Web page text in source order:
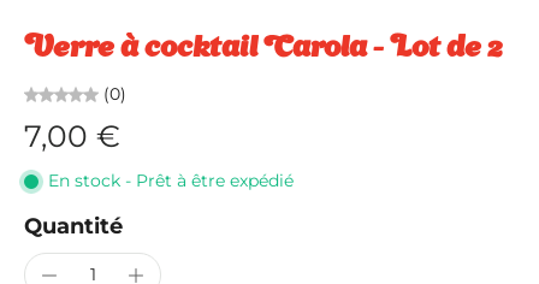
Verre à cocktail Carola - Lot de 2
(0)
7,00 €
En stock - Prêt à être expédié
Quantité